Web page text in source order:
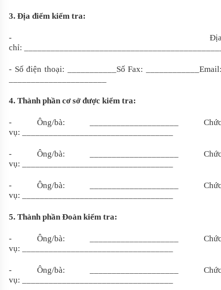
3. Địa điểm kiểm tra:
-
chỉ:
- Số điện thoại: ___________Số Fax:
4. Thành phần cơ sở được kiểm tra:
- Ông/bà:
____________________
vụ: __________________________________
- Ông/bà: ____________________
vụ: __________________________________
- Ông/bà: ____________________
vụ: __________________________________
5. Thành phần Đoàn kiểm tra:
- Ông/bà:
____________________
vụ: __________________________________
- Ông/bà: ____________________
vụ: __________________________________